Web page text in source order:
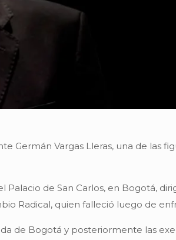
Germán Vargas Lleras, una de las
de San Carlos, en Bogotá,
Radical, quien falleció luego de
de Bogotá y posteriormente las